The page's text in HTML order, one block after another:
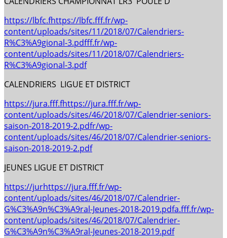
https://lbfc.fhttps://lbfc.fff.fr/wp-
content/uploads/sites/11/2018/07/Calendriers-
R%C3%A9gional-3.pdfff.fr/wp-
content/uploads/sites/11/2018/07/Calendriers-
R%C3%A9gional-3.pdf
CALENDRIERS LIGUE ET DISTRICT
https://jura.fff.fhttps://jura.fff.fr/wp-
content/uploads/sites/46/2018/07/Calendrier-seniors-
saison-2018-2019-2.pdfr/wp-
content/uploads/sites/46/2018/07/Calendrier-seniors-
saison-2018-2019-2.pdf
JEUNES LIGUE ET DISTRICT
https://jurhttps://jura.fff.fr/wp-
content/uploads/sites/46/2018/07/Calendrier-
G%C3%A9n%C3%A9ral-Jeunes-2018-2019.pdfa.fff.fr/wp-
content/uploads/sites/46/2018/07/Calendrier-
G%C3%A9n%C3%A9ral-Jeunes-2018-2019.pdf